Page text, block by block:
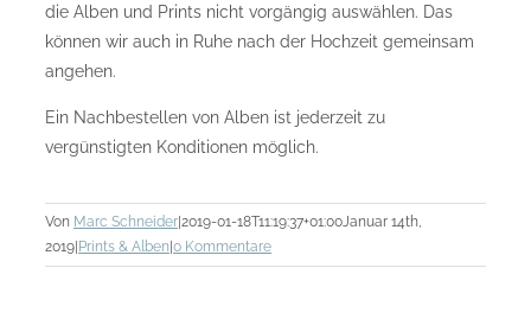
die Alben und Prints nicht vorgängig auswählen. Das
können wir auch in Ruhe nach der Hochzeit gemeinsam
angehen.
Ein Nachbestellen von Alben ist jederzeit zu
vergünstigten Konditionen möglich.
Von Marc Schneider|2019-01-18T11:19:37+01:00 Januar 14th,
2019|Prints & Alben|0 Kommentare